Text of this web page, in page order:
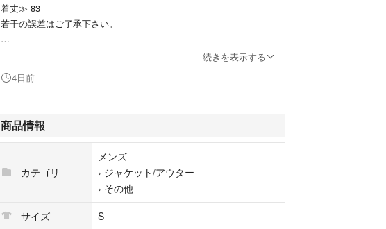
着丈≫ 83
若干の誤差はご了承下さい。
中古にご理解ある方のみでお願いいたします。
映りにより色味が異なる場合がございます。
#Re_clothe 複数ご購入は割引します。
購入時期・着用回数・サイズ感など全ての商品を
記憶している訳ではありませんので記載のない限り
続きを表示する
4日前
商品情報
カテゴリ
メンズ
› ジャケット/アウター
› その他
サイズ
S